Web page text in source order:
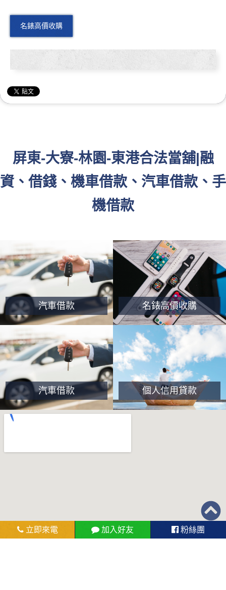
名錶高價收購
屏東-大寮-林園-東港合法當舖|融
資、借錢、機車借款、汽車借款、手
機借款
汽車借款 名錶高價收購
汽車借款 個人信用貸款
立即來電 加入好友 粉絲團